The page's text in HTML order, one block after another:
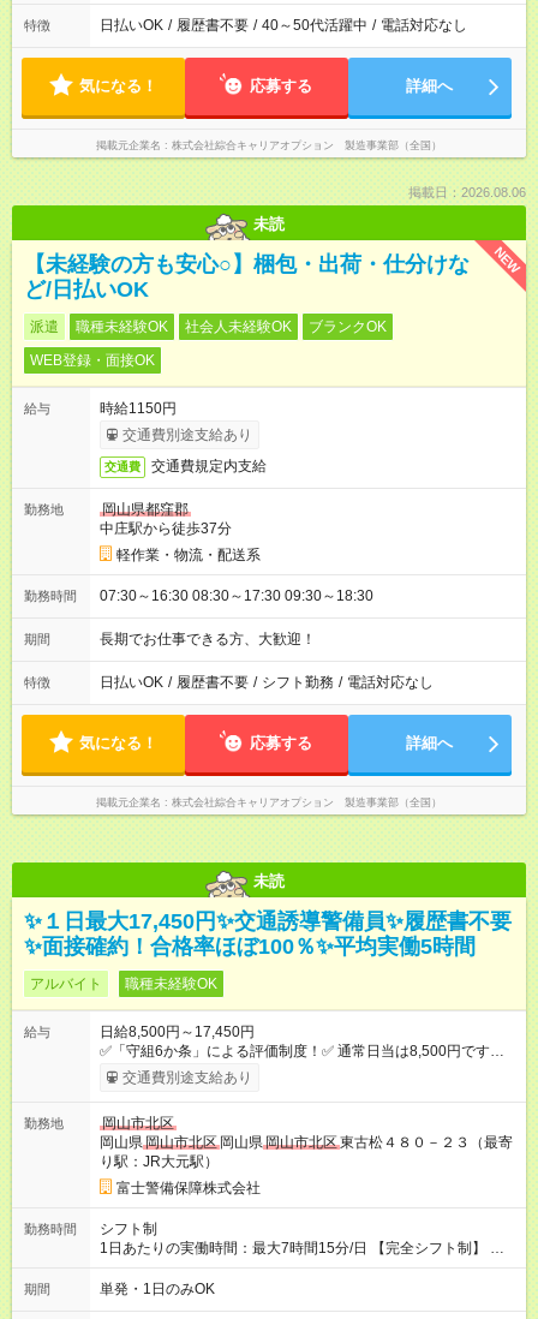
特徴 日払いOK / 履歴書不要 / 40～50代活躍中 / 電話対応なし
気になる！ 応募する 詳細へ
掲載元企業名 株式会社綜合キャリアオプション 製造事業部（全国）
掲載日：2026.08.06
未読
NEW
【未経験の方も安心○】梱包・出荷・仕分けな
ど/日払いOK
派遣 職種未経験OK 社会人未経験OK
ブランクOK
WEB登録・面接OK
給与
時給1150円
交通費別途支給あり
交通費 交通費規定内支給
勤務地
岡山県都窪郡
中庄駅から徒歩37分
軽作業・物流・配送系
勤務時間 07:30～16:30 08:30～17:30 09:30～18:30
期間 長期でお仕事できる方、大歓迎！
特徴 日払いOK / 履歴書不要 / シフト勤務 / 電話対応なし
気になる！ 応募する 詳細へ
掲載元企業名 株式会社綜合キャリアオプション 製造事業部（全国）
未読
✨１日最大17,450円✨交通誘導警備員✨履歴書不要
✨面接確約！合格率ほぼ100％✨平均実働5時間
アルバイト 職種未経験OK
給与
日給8,500円～17,450円
✅「守組6か条」による評価制度！✅ 通常日当は8,500円ですが
上記評価制度により「S級隊員」と認定されれば10,000円の日当
を支給します。 (1)上記勤務者が交通2級資格者の場合10,000円
14,375円 (3)上記現場が日祝深夜の場合 17,250円 (4)上記勤務
者が現場までの運転者の場合17,250+200円＝17,450円 ------------
------------------------------ *最高日当額 17,450円* （実働時間5時
間の場合、時給3,490円） ------------------------------------------ より
上位の資格取得やリーダー手当を取得すると ”さらに”加算されま
す！ ※日当支給時振込手数料等は一切ありません。 【試用期
間】試用期間なし
交通費別途支給あり
勤務地
岡山市北区
岡山県岡山市北区 岡山県岡山市北区東古松４８０－２３（最寄
り駅：JR大元駅）
富士警備保障株式会社
勤務時間
シフト制
1日あたりの実働時間：最大7時間15分/日 【完全シフト制】 例
(1) 8：00~17:00（休憩１h） 例(2) 13:00~16:00（早上がりでも
全額支給！） 例(3) 21:00~5:00（夜勤なら日当1.25倍！！）
期間 単発・1日のみOK